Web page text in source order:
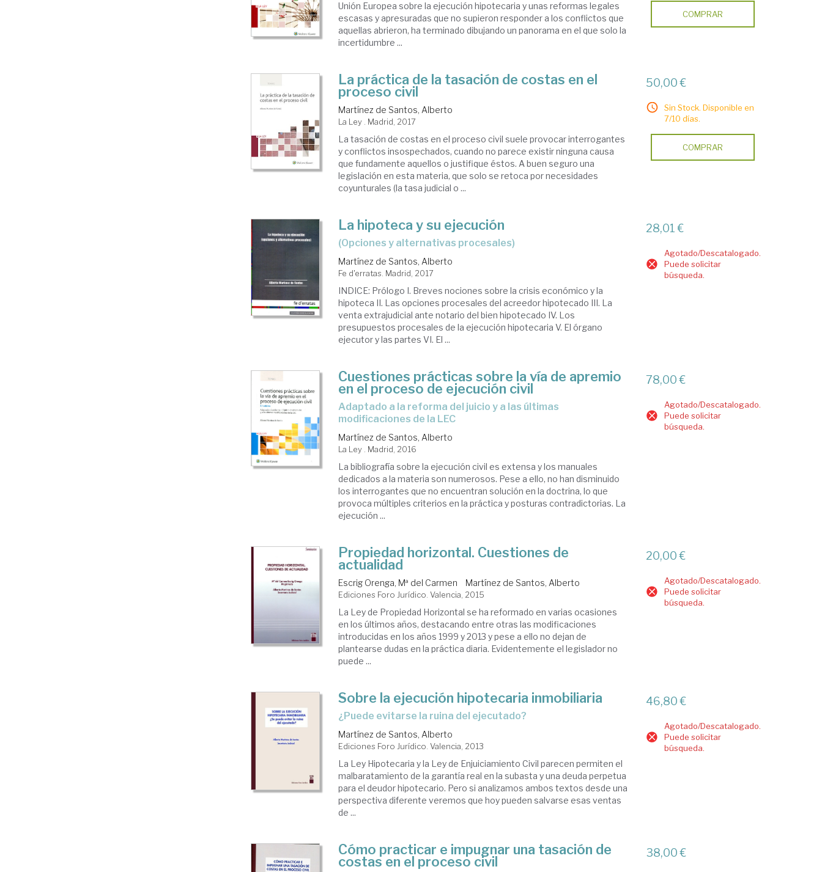
Unión Europea sobre la ejecución hipotecaria y unas reformas legales
escasas y apresuradas que no supieron responder a los conflictos que
aquellas abrieron, ha terminado dibujando un panorama en el que solo la
incertidumbre ...
COMPRAR
La práctica de la tasación de costas en el
proceso civil
Martínez de Santos, Alberto
La Ley . Madrid, 2017
La tasación de costas en el proceso civil suele provocar interrogantes
y conflictos insospechados, cuando no parece existir ninguna causa
que fundamente aquellos o justifique éstos. A buen seguro una
legislación en esta materia, que solo se retoca por necesidades
coyunturales (la tasa judicial o ...
50,00 €
Sin Stock. Disponible en
7/10 días.
COMPRAR
La hipoteca y su ejecución
(opciones y alternativas procesales)
Martínez de Santos, Alberto
Fe d'erratas. Madrid, 2017
INDICE: Prólogo I. Breves nociones sobre la crisis económico y la
hipoteca II. Las opciones procesales del acreedor hipotecado III. La
venta extrajudicial ante notario del bien hipotecado IV. Los
presupuestos procesales de la ejecución hipotecaria V. El órgano
ejecutor y las partes VI. El ...
28,01 €
Agotado/Descatalogado.
Puede solicitar
búsqueda.
Cuestiones prácticas sobre la vía de apremio
en el proceso de ejecución civil
adaptado a la reforma del juicio y a las últimas
modificaciones de la LEC
Martínez de Santos, Alberto
La Ley . Madrid, 2016
La bibliografía sobre la ejecución civil es extensa y los manuales
dedicados a la materia son numerosos. Pese a ello, no han disminuido
los interrogantes que no encuentran solución en la doctrina, lo que
provoca múltiples criterios en la práctica y posturas contradictorias. La
ejecución ...
78,00 €
Agotado/Descatalogado.
Puede solicitar
búsqueda.
Propiedad horizontal. Cuestiones de
actualidad
Escrig Orenga, Mª del Carmen Martínez de Santos, Alberto
Ediciones Foro Jurídico. Valencia, 2015
La Ley de Propiedad Horizontal se ha reformado en varias ocasiones
en los últimos años, destacando entre otras las modificaciones
introducidas en los años 1999 y 2013 y pese a ello no dejan de
plantearse dudas en la práctica diaria. Evidentemente el legislador no
puede ...
20,00 €
Agotado/Descatalogado.
Puede solicitar
búsqueda.
Sobre la ejecución hipotecaria inmobiliaria
¿puede evitarse la ruina del ejecutado?
Martínez de Santos, Alberto
Ediciones Foro Jurídico. Valencia, 2013
La Ley Hipotecaria y la Ley de Enjuiciamiento Civil parecen permiten el
malbaratamiento de la garantía real en la subasta y una deuda perpetua
para el deudor hipotecario. Pero si analizamos ambos textos desde una
perspectiva diferente veremos que hoy pueden salvarse esas ventas
de ...
46,80 €
Agotado/Descatalogado.
Puede solicitar
búsqueda.
Cómo practicar e impugnar una tasación de
costas en el proceso civil
38,00 €